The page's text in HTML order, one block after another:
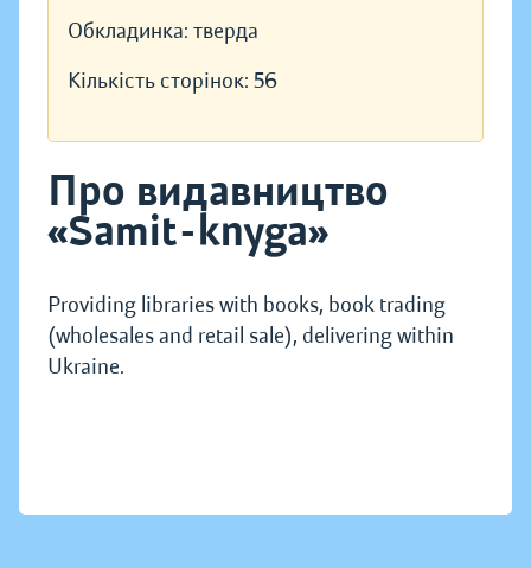
Обкладинка: тверда
Кількість сторінок: 56
Про видавництво
«Samit-knyga»
Providing libraries with books, book trading
(wholesales and retail sale), delivering within
Ukraine.